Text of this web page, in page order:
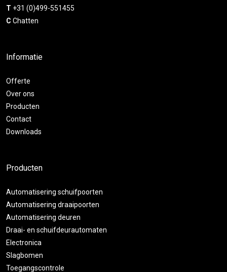
T +31 (0)499-551455
C Chatten
Informatie
Offerte
Over ons
Producten
Contact
Downloads
Producten
Automatisering schuifpoorten
Automatisering draaipoorten
Automatisering deuren
Draai- en schuifdeurautomaten
Electronica
Slagbomen
Toegangscontrole